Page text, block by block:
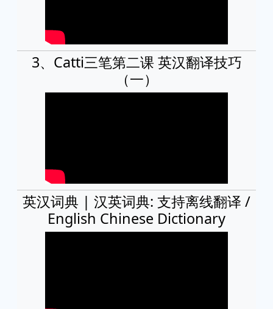
3、Catti三笔第二课 英汉翻译技巧
（一）
英汉词典 | 汉英词典: 支持离线翻译 /
English Chinese Dictionary